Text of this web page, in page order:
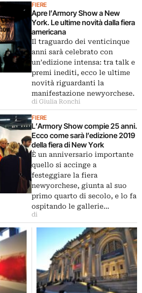
FIERE
Apre l’Armory Show a New
York. Le ultime novità dalla fiera
americana
Il traguardo dei venticinque
anni sarà celebrato con
un’edizione intensa: tra talk e
premi inediti, ecco le ultime
novità riguardanti la
manifestazione newyorchese.
di Giulia Ronchi
FIERE
L’Armory Show compie 25 anni.
Ecco come sarà l’edizione 2019
della fiera di New York
È un anniversario importante
quello si accinge a
festeggiare la fiera
newyorchese, giunta al suo
primo quarto di secolo, e lo fa
ospitando le gallerie…
di